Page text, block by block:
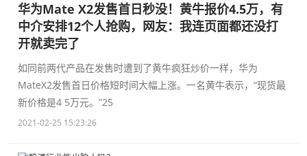
华为Mate X2发售首日秒没！黄牛报价4.5万，有
中介安排12个人抢购，网友：我连页面都还没打
开就卖完了
如同前两代产品在发售时遭到了黄牛疯狂炒价一样，华为
MateX2发售首日价格短时间大幅上涨。一名黄牛表示，“现货最
新价格是4 5万元。”25
2021-02-25 15:23:26